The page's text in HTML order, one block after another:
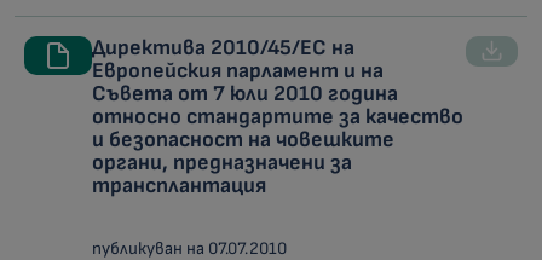
Директива 2010/45/ЕС на
Европейския парламент и на
Съвета от 7 юли 2010 година
относно стандартите за качество
и безопасност на човешките
органи, предназначени за
трансплантация
публикуван на 07.07.2010